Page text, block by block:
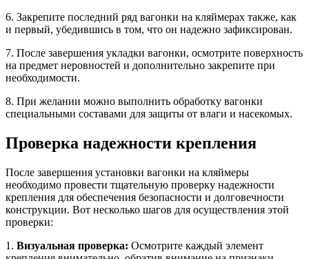
6. Закрепите последний ряд вагонки на кляймерах также, как
и первый, убедившись в том, что он надежно зафиксирован.
7. После завершения укладки вагонки, осмотрите поверхность
на предмет неровностей и дополнительно закрепите при
необходимости.
8. При желании можно выполнить обработку вагонки
специальными составами для защиты от влаги и насекомых.
Проверка надежности крепления
После завершения установки вагонки на кляймеры
необходимо провести тщательную проверку надежности
крепления для обеспечения безопасности и долговечности
конструкции. Вот несколько шагов для осуществления этой
проверки:
1. Визуальная проверка: Осмотрите каждый элемент